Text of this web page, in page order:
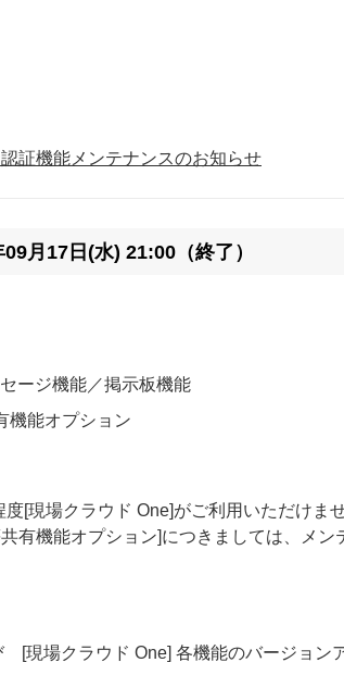
証機能メンテナンスのお知らせ
月17日(水) 21:00（終了）
ージ機能／掲示板機能
機能オプション
[現場クラウド One]がご利用いただけませ
有機能オプション]につきましては、メ
現場クラウド One] 各機能のバージョン